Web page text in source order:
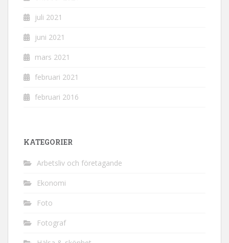
juli 2021
juni 2021
mars 2021
februari 2021
februari 2016
KATEGORIER
Arbetsliv och företagande
Ekonomi
Foto
Fotograf